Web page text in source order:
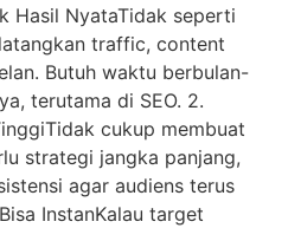
Hasil NyataTidak seperti
traffic, content
Butuh waktu berbulan-
terutama di SEO. 2.
cukup membuat
strategi jangka panjang,
agar audiens terus
InstanKalau target